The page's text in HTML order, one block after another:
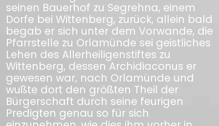
seinen Bauerhof zu Segrehna, einem
Dorfe bei Wittenberg, zurück, allein bald
begab er sich unter dem Vorwande, die
Pfarrstelle zu Orlamünde sei geistliches
Lehen des Allerheiligenstiftes zu
Wittenberg, dessen Archidiaconus er
gewesen war, nach Orlamünde und
wußte dort den größten Theil der
Bürgerschaft durch seine feurigen
Predigten genau so für sich